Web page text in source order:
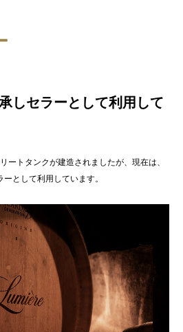
しセラーとして利用して
ートタンクが建造されましたが、 現在は、
として利用しています。